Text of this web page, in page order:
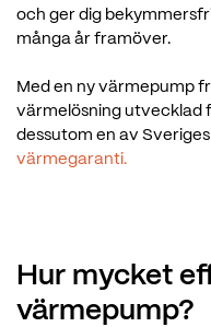
och ger dig
många år framöver.
Med en ny värmepump
värmelösning utvecklad
dessutom en av
värmegaranti.
Hur mycket
värmepump?